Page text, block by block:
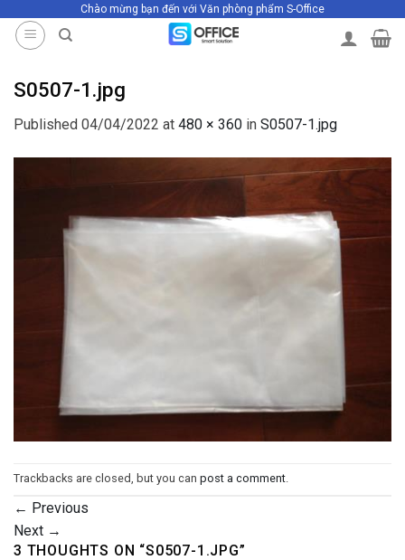
Chào mừng bạn đến với Văn phòng phẩm S-Office
S0507-1.jpg
Published 04/04/2022 at 480 × 360 in S0507-1.jpg
Trackbacks are closed, but you can post a comment.
← Previous
Next →
3 THOUGHTS ON “S0507-1.JPG”